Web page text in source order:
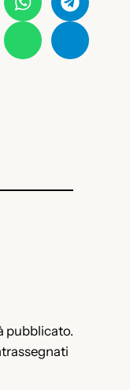
pubblicato.